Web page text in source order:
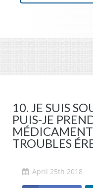
10. JE SUIS
PUIS-JE
TROUBLES
April 25th 2018